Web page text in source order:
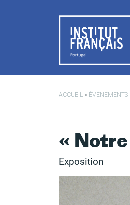
ACCUEIL » ÉVÈNEMENTS
«
Exposition